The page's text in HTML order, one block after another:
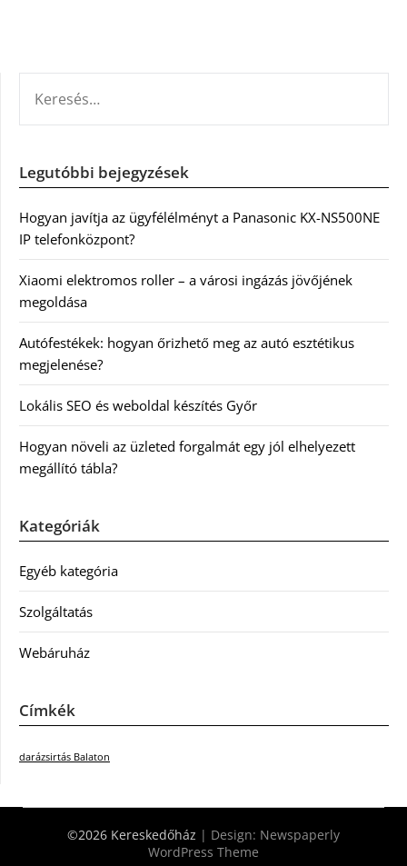
Legutóbbi bejegyzések
Hogyan javítja az ügyfélélményt a Panasonic KX-NS500NE
IP telefonközpont?
Xiaomi elektromos roller – a városi ingázás jövőjének
megoldása
Autófestékek: hogyan őrizhető meg az autó esztétikus
megjelenése?
Lokális SEO és weboldal készítés Győr
Hogyan növeli az üzleted forgalmát egy jól elhelyezett
megállító tábla?
Kategóriák
Egyéb kategória
Szolgáltatás
Webáruház
Címkék
darázsirtás Balaton
©2026 Kereskedőház | Design: Newspaperly
WordPress Theme